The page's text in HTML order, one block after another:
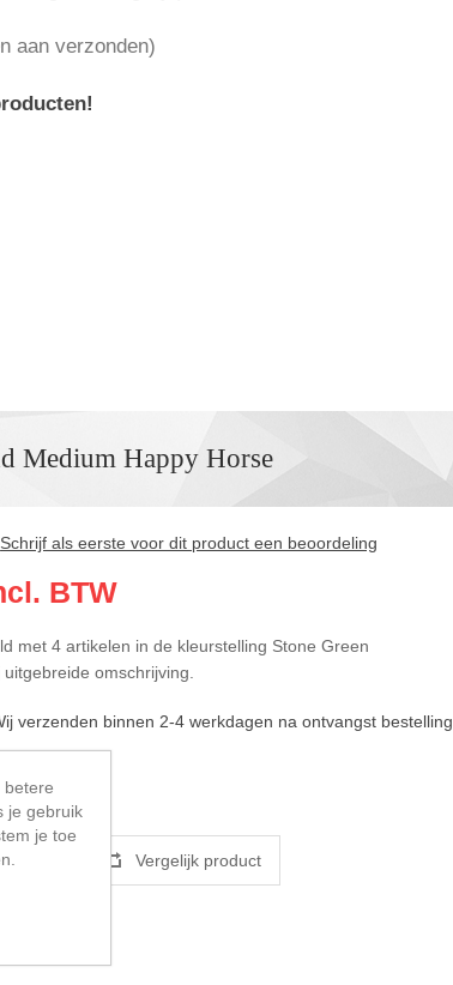
aan verzonden)
Medium Happy Horse
Schrijf als eerste voor dit product een beoordeling
BTW
met 4 artikelen in de kleurstelling Stone Green
omschrijving.
verzenden binnen 2-4 werkdagen na ontvangst bestelling
betere
je gebruik
je toe